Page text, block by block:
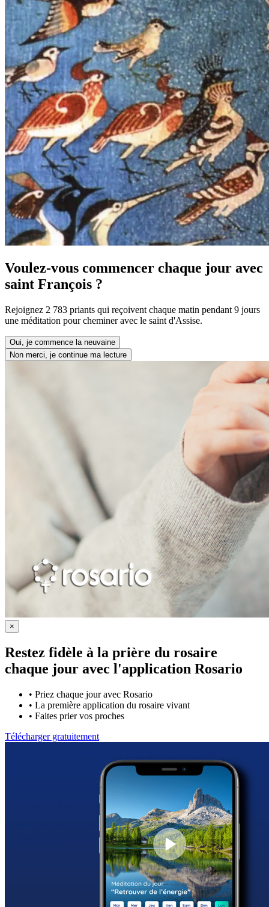
Voulez-vous commencer chaque jour avec
saint François ?
Rejoignez 2 783 priants qui reçoivent chaque matin pendant 9 jours
une méditation pour cheminer avec le saint d'Assise.
Oui, je commence la neuvaine
Non merci, je continue ma lecture
×
Restez fidèle à la prière du rosaire
chaque jour avec l'application Rosario
• Priez chaque jour avec Rosario
• La première application du rosaire vivant
• Faites prier vos proches
Télécharger gratuitement